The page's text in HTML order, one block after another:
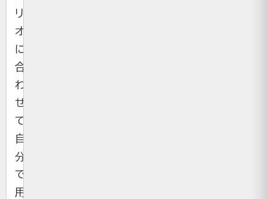
リ
オ
に
合
わ
せ
て
自
分
で
用